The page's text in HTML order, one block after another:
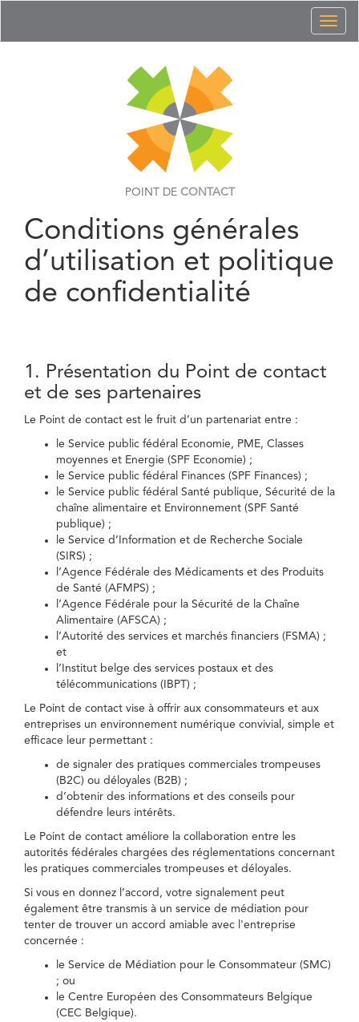
POINT DE CONTACT
Conditions générales
d’utilisation et politique
de confidentialité
1. Présentation du Point de contact
et de ses partenaires
Le Point de contact est le fruit d’un partenariat entre :
le Service public fédéral Economie, PME, Classes
moyennes et Energie (SPF Economie) ;
le Service public fédéral Finances (SPF Finances) ;
le Service public fédéral Santé publique, Sécurité de la
chaîne alimentaire et Environnement (SPF Santé
publique) ;
le Service d’Information et de Recherche Sociale
(SIRS) ;
l’Agence Fédérale des Médicaments et des Produits
de Santé (AFMPS) ;
l’Agence Fédérale pour la Sécurité de la Chaîne
Alimentaire (AFSCA) ;
l’Autorité des services et marchés financiers (FSMA) ;
et
l’Institut belge des services postaux et des
télécommunications (IBPT) ;
Le Point de contact vise à offrir aux consommateurs et aux
entreprises un environnement numérique convivial, simple et
efficace leur permettant :
de signaler des pratiques commerciales trompeuses
(B2C) ou déloyales (B2B) ;
d’obtenir des informations et des conseils pour
défendre leurs intérêts.
Le Point de contact améliore la collaboration entre les
autorités fédérales chargées des réglementations concernant
les pratiques commerciales trompeuses et déloyales.
Si vous en donnez l’accord, votre signalement peut
également être transmis à un service de médiation pour
tenter de trouver un accord amiable avec l'entreprise
concernée :
le Service de Médiation pour le Consommateur (SMC)
; ou
le Centre Européen des Consommateurs Belgique
(CEC Belgique).